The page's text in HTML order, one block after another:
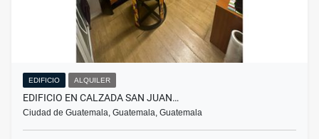
EDIFICIO ALQUILER
EDIFICIO EN CALZADA SAN JUAN…
Ciudad de Guatemala, Guatemala, Guatemala